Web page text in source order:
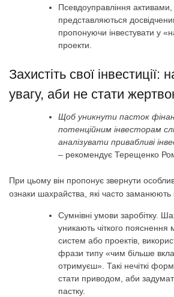
Псевдоуправління
представляються
пропонуючи інвестувати у
проекти.
Захистіть свої інвестиції:
увагу, аби не стати
Щоб уникнути пасток
потенційним інвесторам
аналізувати привабливі
– рекомендує Терещенко
При цьому він пропонує звернути
ознаки шахрайства, які часто заманюють
Сумнівні умови заробітку.
уникають чіткого пояснення
систем або проектів,
фрази типу «чим більше
отримуєш». Такі нечіткі
стати приводом, аби
пастку.